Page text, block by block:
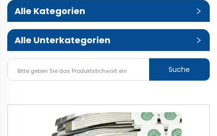
Alle Kategorien
Alle Unterkategorien
Suche